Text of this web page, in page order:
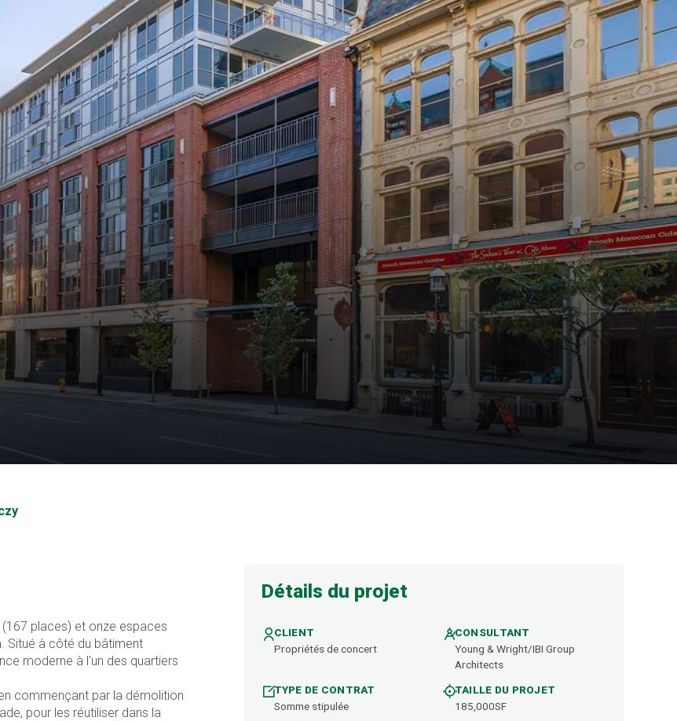
places) et onze espaces
Situé à côté du bâtiment
moderne à l'un des quartiers
commençant par la démolition
pour les réutiliser dans la
Détails du projet
CLIENT
Propriétés de concert
CONSULTANT
Young & Wright/IBI Group
Architects
TYPE DE CONTRAT
Somme stipulée
TAILLE DU PROJET
185,000SF